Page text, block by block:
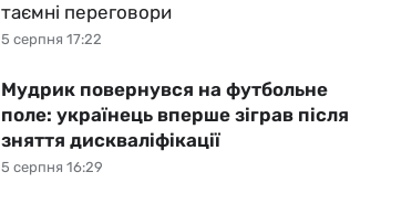
5 серпня 17:22
таємні переговори
5 серпня 16:29
Мудрик повернувся на футбольне
поле: українець вперше зіграв після
зняття дискваліфікації